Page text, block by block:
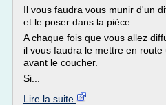
Il vous faudra vous munir d'un
et le poser dans la pièce.
A chaque fois que vous allez
il vous faudra le mettre en
avant le coucher.
Si...
Lire la suite